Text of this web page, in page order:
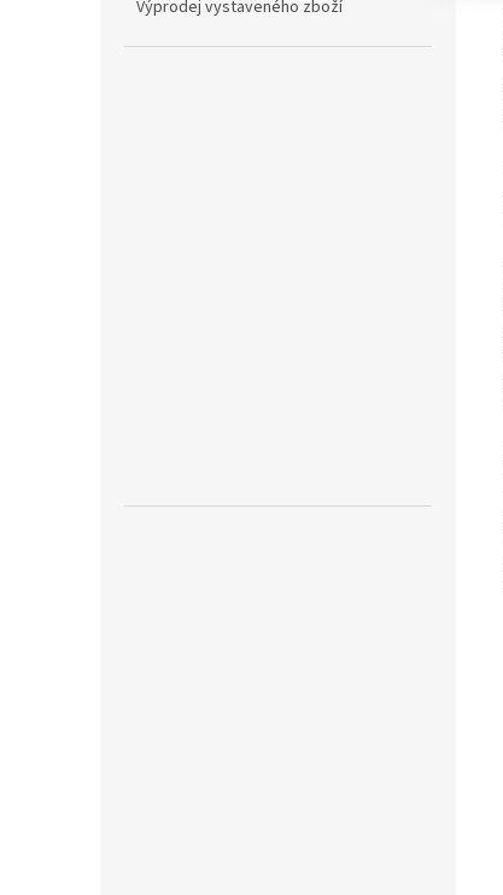
Výprodej vystaveného zboží